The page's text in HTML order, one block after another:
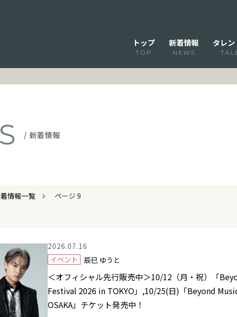
トップ
TOP
新着情報
NEWS
タレ
/ 新着情報
情報一覧 ページ 9
2026.07.16
イベント
辰巳 ゆうと
＜オフィシャル先行販売中＞10/12（月・祝）「
Festival 2026 in TOKYO」,10/25(日)「Beyond
OSAKA」チケット発売中！